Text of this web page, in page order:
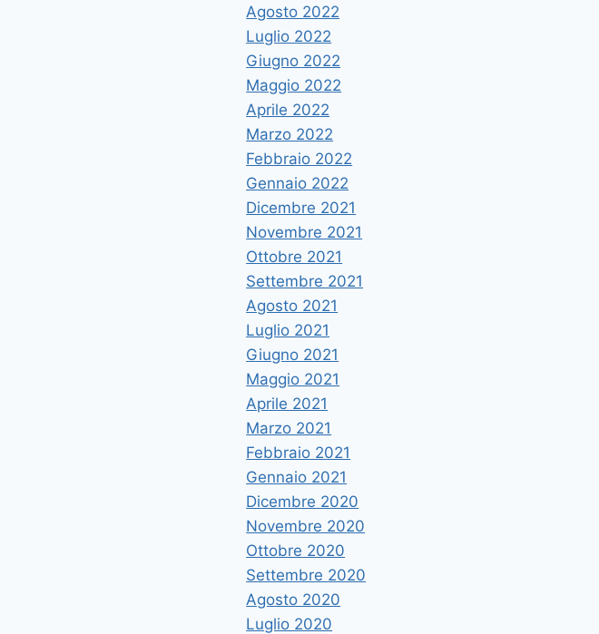
Agosto 2022
Luglio 2022
Giugno 2022
Maggio 2022
Aprile 2022
Marzo 2022
Febbraio 2022
Gennaio 2022
Dicembre 2021
Novembre 2021
Ottobre 2021
Settembre 2021
Agosto 2021
Luglio 2021
Giugno 2021
Maggio 2021
Aprile 2021
Marzo 2021
Febbraio 2021
Gennaio 2021
Dicembre 2020
Novembre 2020
Ottobre 2020
Settembre 2020
Agosto 2020
Luglio 2020